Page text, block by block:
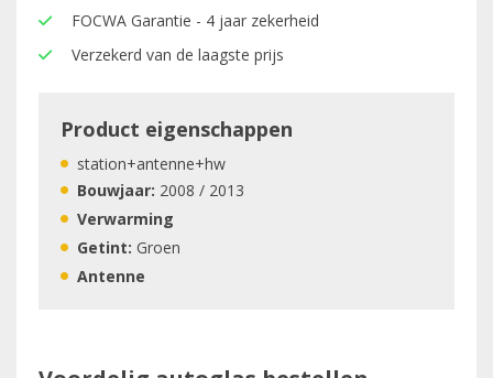
FOCWA Garantie - 4 jaar zekerheid
Verzekerd van de laagste prijs
Product eigenschappen
station+antenne+hw
Bouwjaar: 2008 / 2013
Verwarming
Getint: Groen
Antenne